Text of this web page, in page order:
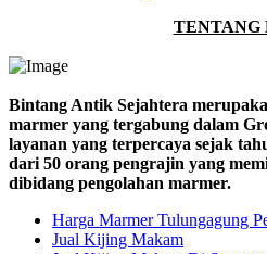
TENTANG
Bintang Antik Sejahtera
marmer yang tergabung dalam
layanan yang terpercaya sejak
dari 50 orang pengrajin yang
dibidang pengolahan marmer.
Harga Marmer Tulungagung
Jual Kijing Makam